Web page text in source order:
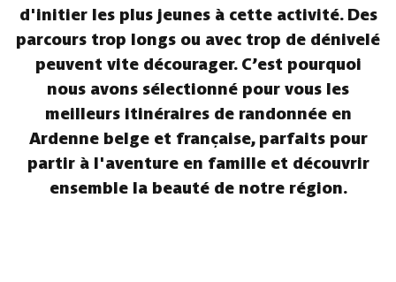
d'initier les plus jeunes à cette activité. Des
parcours trop longs ou avec trop de dénivelé
peuvent vite décourager. C’est pourquoi
nous avons sélectionné pour vous les
meilleurs itinéraires de randonnée en
Ardenne belge et française, parfaits pour
partir à l'aventure en famille et découvrir
ensemble la beauté de notre région.